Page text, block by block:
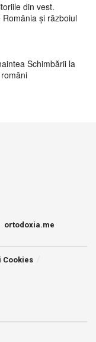
din vest.
și războiul
Schimbării la
ortodoxia.me
Cookies